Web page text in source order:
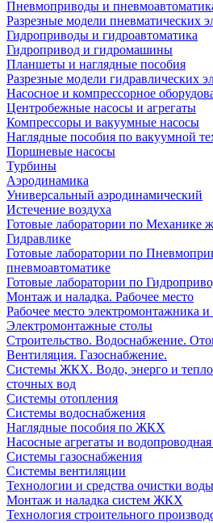
Пневмоприводы и
Разрезные модели пневматических
Гидроприводы и гидроавтоматика
Гидропривод и гидромашины
Планшеты и наглядные пособия
Разрезные модели гидравлических
Насосное и компрессорное
Центробежные насосы и агрегаты
Компрессоры и вакуумные насосы
Наглядные пособия по вакуумной
Поршневые насосы
Турбины
Аэродинамика
Универсальный аэродинамический
Истечение воздуха
Готовые лаборатории по Механике
Гидравлике
Готовые лаборатории по
пневмоавтоматике
Готовые лаборатории по
Монтаж и наладка. Рабочее место
Рабочее место электромонтажника и
Электромонтажные столы
Строительство. Водоснабжение.
Вентиляция. Газоснабжение.
Системы ЖКХ. Водо, энерго и
сточных вод
Системы отопления
Системы водоснабжения
Наглядные пособия по ЖКХ
Насосные агрегаты и водопроводная
Системы газоснабжения
Системы вентиляции
Технологии и средства очистки воды
Монтаж и наладка систем ЖКХ
Технология строительного